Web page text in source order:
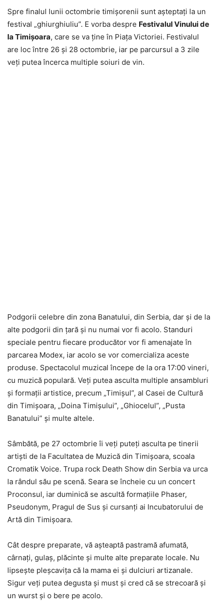
Spre finalul lunii octombrie timişorenii sunt aşteptaţi la un
festival „ghiurghiuliu”. E vorba despre Festivalul Vinului de
la Timişoara, care se va ţine în Piaţa Victoriei. Festivalul
are loc între 26 şi 28 octombrie, iar pe parcursul a 3 zile
veţi putea încerca multiple soiuri de vin.
Podgorii celebre din zona Banatului, din Serbia, dar şi de la
alte podgorii din ţară şi nu numai vor fi acolo. Standuri
speciale pentru fiecare producător vor fi amenajate în
parcarea Modex, iar acolo se vor comercializa aceste
produse. Spectacolul muzical începe de la ora 17:00 vineri,
cu muzică populară. Veţi putea asculta multiple ansambluri
şi formaţii artistice, precum „Timişul”, al Casei de Cultură
din Timişoara, „Doina Timişului”, „Ghiocelul”, „Pusta
Banatului” şi multe altele.
Sâmbătă, pe 27 octombrie îi veţi puteţi asculta pe tinerii
artişti de la Facultatea de Muzică din Timişoara, scoala
Cromatik Voice. Trupa rock Death Show din Serbia va urca
la rândul său pe scenă. Seara se încheie cu un concert
Proconsul, iar duminică se ascultă formaţiile Phaser,
Pseudonym, Pragul de Sus şi cursanţi ai Incubatorului de
Artă din Timişoara.
Cât despre preparate, vă aşteaptă pastramă afumată,
cârnaţi, gulaş, plăcinte şi multe alte preparate locale. Nu
lipseşte pleşcaviţa că la mama ei şi dulciuri artizanale.
Sigur veţi putea degusta şi must şi cred că se strecoară şi
un wurst şi o bere pe acolo.